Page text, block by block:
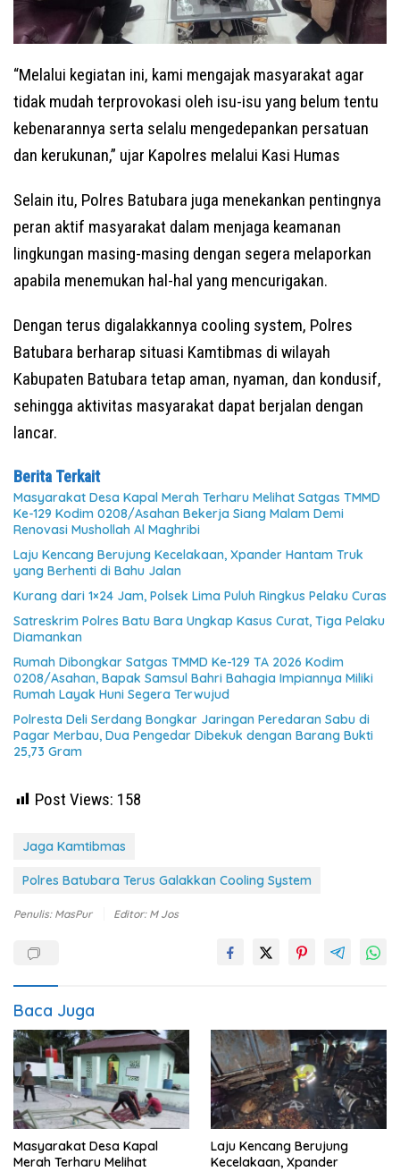
“Melalui kegiatan ini, kami mengajak masyarakat agar
tidak mudah terprovokasi oleh isu-isu yang belum tentu
kebenarannya serta selalu mengedepankan persatuan
dan kerukunan,” ujar Kapolres melalui Kasi Humas
Selain itu, Polres Batubara juga menekankan pentingnya
peran aktif masyarakat dalam menjaga keamanan
lingkungan masing-masing dengan segera melaporkan
apabila menemukan hal-hal yang mencurigakan.
Dengan terus digalakkannya cooling system, Polres
Batubara berharap situasi Kamtibmas di wilayah
Kabupaten Batubara tetap aman, nyaman, dan kondusif,
sehingga aktivitas masyarakat dapat berjalan dengan
lancar.
Berita Terkait
Masyarakat Desa Kapal Merah Terharu Melihat Satgas TMMD
Ke-129 Kodim 0208/Asahan Bekerja Siang Malam Demi
Renovasi Mushollah Al Maghribi
Laju Kencang Berujung Kecelakaan, Xpander Hantam Truk
yang Berhenti di Bahu Jalan
Kurang dari 1×24 Jam, Polsek Lima Puluh Ringkus Pelaku Curas
Satreskrim Polres Batu Bara Ungkap Kasus Curat, Tiga Pelaku
Diamankan
Rumah Dibongkar Satgas TMMD Ke-129 TA 2026 Kodim
0208/Asahan, Bapak Samsul Bahri Bahagia Impiannya Miliki
Rumah Layak Huni Segera Terwujud
Polresta Deli Serdang Bongkar Jaringan Peredaran Sabu di
Pagar Merbau, Dua Pengedar Dibekuk dengan Barang Bukti
25,73 Gram
Post Views: 158
Jaga Kamtibmas
Polres Batubara Terus Galakkan Cooling System
Penulis: MasPur Editor: M Jos
Baca Juga
Masyarakat Desa Kapal
Merah Terharu Melihat
Laju Kencang Berujung
Kecelakaan, Xpander